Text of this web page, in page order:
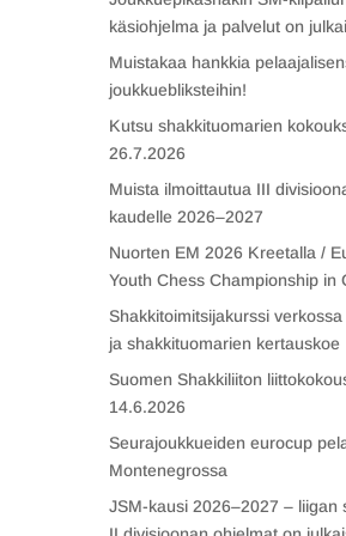
käsiohjelma ja palvelut on
Muistakaa hankkia
joukkuebliksteihin!
Kutsu shakkituomarien
26.7.2026
Muista ilmoittautua III
kaudelle 2026–2027
Nuorten EM 2026 Kreetalla /
Youth Chess Championship in
Shakkitoimitsijakurssi
ja shakkituomarien kertauskoe
Suomen Shakkiliiton
14.6.2026
Seurajoukkueiden eurocup
Montenegrossa
JSM-kausi 2026–2027 – liigan